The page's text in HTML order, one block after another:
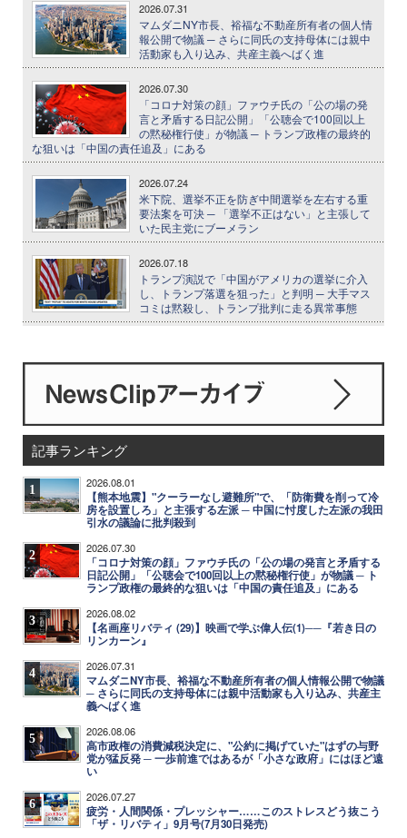
2026.07.31
マムダニNY市長、裕福な不動産所有者の個人情
報公開で物議 ─ さらに同氏の支持母体には親中
活動家も入り込み、共産主義へばく進
2026.07.30
「コロナ対策の顔」ファウチ氏の「公の場の発
言と矛盾する日記公開」「公聴会で100回以上
の黙秘権行使」が物議 ─ トランプ政権の最終的
な狙いは「中国の責任追及」にある
2026.07.24
米下院、選挙不正を防ぎ中間選挙を左右する重
要法案を可決 ─ 「選挙不正はない」と主張して
いた民主党にブーメラン
2026.07.18
トランプ演説で「中国がアメリカの選挙に介入
し、トランプ落選を狙った」と判明 ─ 大手マス
コミは黙殺し、トランプ批判に走る異常事態
記事ランキング
1 2026.08.01
【熊本地震】"クーラーなし避難所"で、「防衛費を削って冷
房を設置しろ」と主張する左派 ─ 中国に忖度した左派の我田
引水の議論に批判殺到
2 2026.07.30
「コロナ対策の顔」ファウチ氏の「公の場の発言と矛盾する
日記公開」「公聴会で100回以上の黙秘権行使」が物議 ─ ト
ランプ政権の最終的な狙いは「中国の責任追及」にある
3 2026.08.02
【名画座リバティ (29)】映画で学ぶ偉人伝(1)──『若き日の
リンカーン』
4 2026.07.31
マムダニNY市長、裕福な不動産所有者の個人情報公開で物議
─ さらに同氏の支持母体には親中活動家も入り込み、共産主
義へばく進
5 2026.08.06
高市政権の消費減税決定に、"公約に掲げていた"はずの与野
党が猛反発 ─ 一歩前進ではあるが「小さな政府」にはほど遠
い
6 2026.07.27
疲労・人間関係・プレッシャー……このストレスどう抜こう
「ザ・リバティ」9月号(7月30日発売)